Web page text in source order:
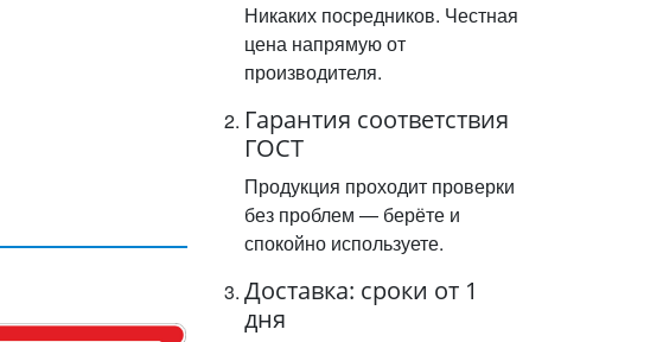
Никаких посредников. Честная
цена напрямую от
производителя.
Гарантия соответствия
ГОСТ
Продукция проходит проверки
без проблем — берёте и
спокойно используете.
Доставка: сроки от 1
дня